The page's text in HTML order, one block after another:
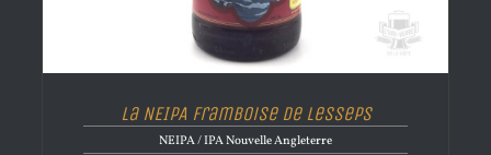
La NEIPA Framboise de Lesseps
NEIPA / IPA Nouvelle Angleterre